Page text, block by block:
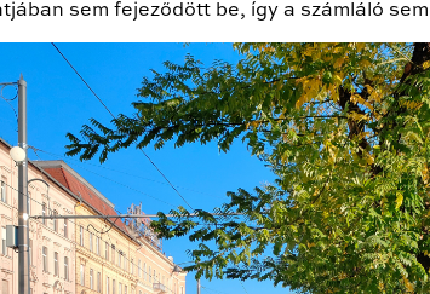
sem fejeződött be, így a számláló